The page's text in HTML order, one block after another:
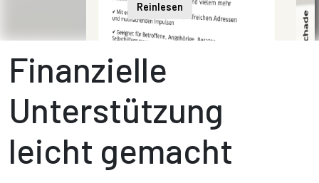
Reinlesen
Finanzielle
Unterstützung
leicht gemacht